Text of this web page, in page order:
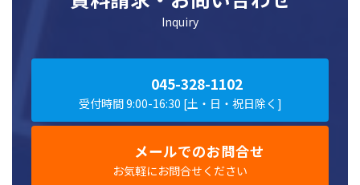
Inquiry
045-328-1102
受付時間 9:00-16:30 [土・日・祝日除く]
メールでのお問合せ
お気軽にお問合せください